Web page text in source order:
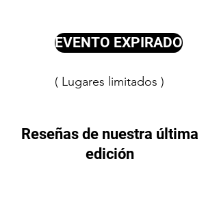
EVENTO EXPIRADO
( Lugares limitados )
Reseñas de nuestra última
edición